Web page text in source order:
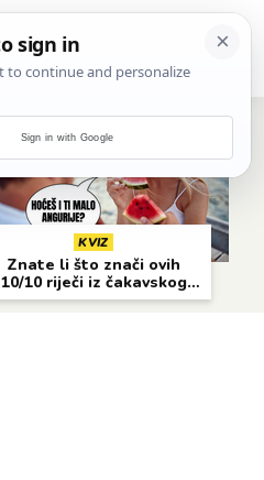
KVIZ
Znate li što znači ovih
10/10 riječi iz čakavskog
narječja?
Sign in with Google